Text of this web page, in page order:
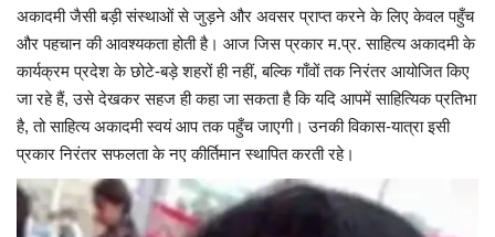
अकादमी जैसी बड़ी संस्थाओं से जुड़ने और अवसर प्राप्त करने के लिए केवल पहुँच
और पहचान की आवश्यकता होती है। आज जिस प्रकार म.प्र. साहित्य अकादमी के
कार्यक्रम प्रदेश के छोटे-बड़े शहरों ही नहीं, बल्कि गाँवों तक निरंतर आयोजित किए
जा रहे हैं, उसे देखकर सहज ही कहा जा सकता है कि यदि आपमें साहित्यिक प्रतिभा
है, तो साहित्य अकादमी स्वयं आप तक पहुँच जाएगी। उनकी विकास-यात्रा इसी
प्रकार निरंतर सफलता के नए कीर्तिमान स्थापित करती रहे।